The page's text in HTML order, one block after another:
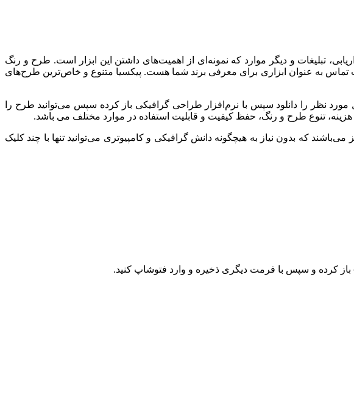
تبلیغات و دیگر موارد که نمونه‌ای از اهمیت‌های داشتن این ابزار است. طرح و رنگ
تماس به عنوان ابزاری برای معرفی برند شما هست. پیکسیا متنوع و خاص‌ترین طرح‌های
نظر را دانلود سپس با نرم‌افزار طراحی گرافیکی باز کرده سپس می‌توانید طرح را
تنوع طرح و رنگ، حفظ کیفیت و قابلیت استفاده در موارد مختلف می باشد.
که بدون نیاز به هیچگونه دانش گرافیکی و کامپیوتری می‌توانید تنها با چند کلیک
باز کرده و سپس با فرمت دیگری ذخیره و وارد فتوشاپ کنید.